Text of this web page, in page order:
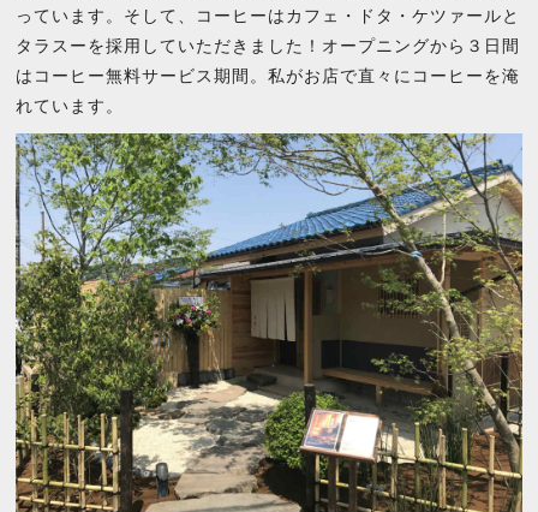
っています。そして、コーヒーはカフェ・ドタ・ケツァールと
タラスーを採用していただきました！オープニングから３日間
はコーヒー無料サービス期間。私がお店で直々にコーヒーを淹
れています。